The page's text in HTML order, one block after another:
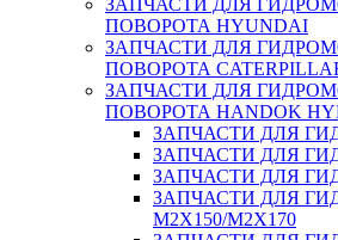
ПОВОРОТА HYUNDAI
ЗАПЧАСТИ ДЛЯ
ПОВОРОТА
ЗАПЧАСТИ ДЛЯ
ПОВОРОТА HANDOK
ЗАПЧАСТИ ДЛЯ
ЗАПЧАСТИ ДЛЯ
ЗАПЧАСТИ ДЛЯ
ЗАПЧАСТИ ДЛЯ
M2X150/M2X170